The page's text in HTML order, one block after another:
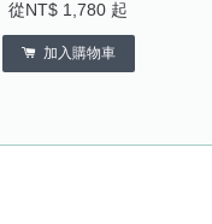
從 NT$ 1,780 起
加入購物車